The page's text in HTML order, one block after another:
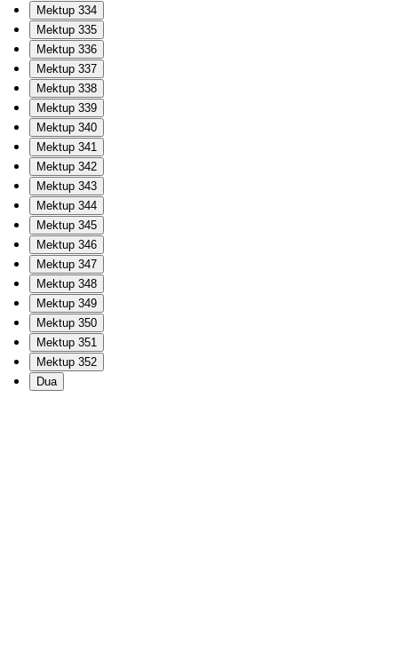
Mektup 334
Mektup 335
Mektup 336
Mektup 337
Mektup 338
Mektup 339
Mektup 340
Mektup 341
Mektup 342
Mektup 343
Mektup 344
Mektup 345
Mektup 346
Mektup 347
Mektup 348
Mektup 349
Mektup 350
Mektup 351
Mektup 352
Dua